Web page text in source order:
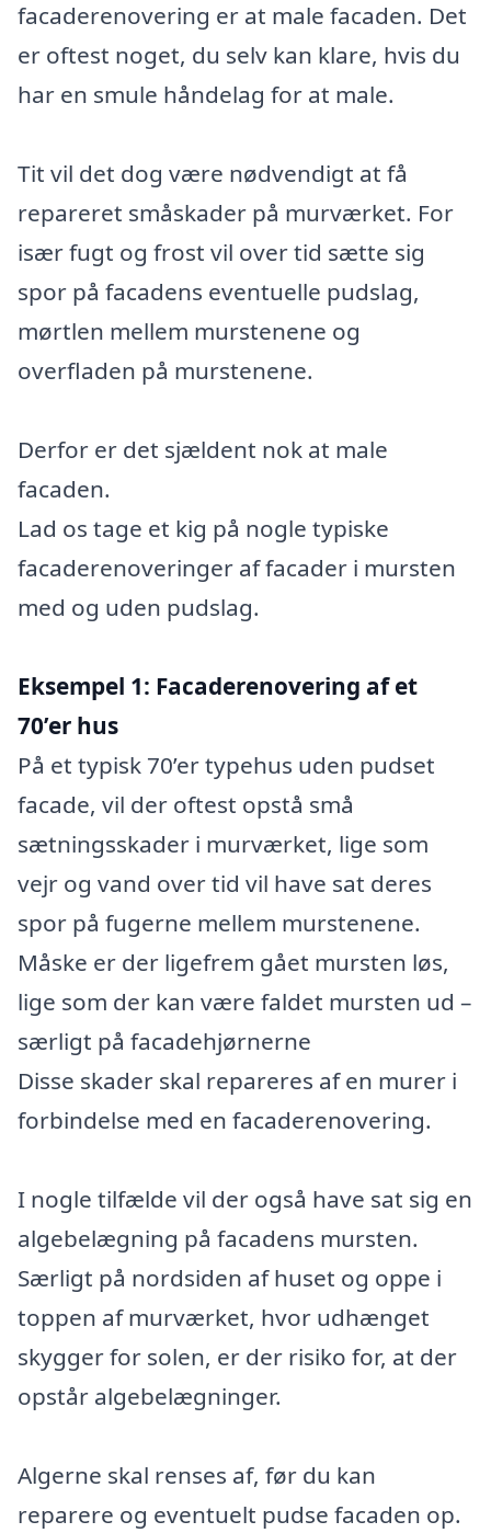
facaderenovering er at male facaden. Det
er oftest noget, du selv kan klare, hvis du
har en smule håndelag for at male.
Tit vil det dog være nødvendigt at få
repareret småskader på murværket. For
især fugt og frost vil over tid sætte sig
spor på facadens eventuelle pudslag,
mørtlen mellem murstenene og
overfladen på murstenene.
Derfor er det sjældent nok at male
facaden.
Lad os tage et kig på nogle typiske
facaderenoveringer af facader i mursten
med og uden pudslag.
Eksempel 1: Facaderenovering af et
70’er hus
På et typisk 70’er typehus uden pudset
facade, vil der oftest opstå små
sætningsskader i murværket, lige som
vejr og vand over tid vil have sat deres
spor på fugerne mellem murstenene.
Måske er der ligefrem gået mursten løs,
lige som der kan være faldet mursten ud –
særligt på facadehjørnerne
Disse skader skal repareres af en murer i
forbindelse med en facaderenovering.
I nogle tilfælde vil der også have sat sig en
algebelægning på facadens mursten.
Særligt på nordsiden af huset og oppe i
toppen af murværket, hvor udhænget
skygger for solen, er der risiko for, at der
opstår algebelægninger.
Algerne skal renses af, før du kan
reparere og eventuelt pudse facaden op.